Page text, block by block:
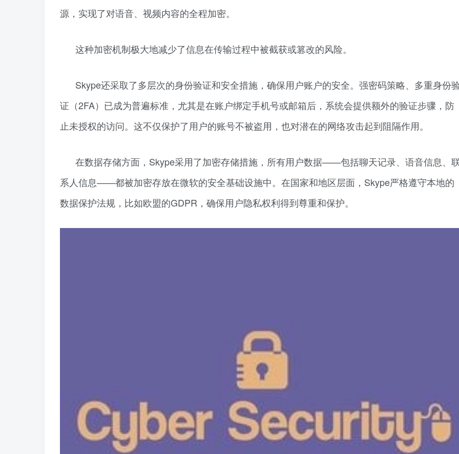
源，实现了对语音、视频内容的全程加密。
这种加密机制极大地减少了信息在传输过程中被截获或篡改的风险。
Skype还采取了多层次的身份验证和安全措施，确保用户账户的安全。强密码策略、多重身份
证（2FA）已成为普遍标准，尤其是在账户绑定手机号或邮箱后，系统会提供额外的验证步骤，防
止未授权的访问。这不仅保护了用户的账号不被盗用，也对潜在的网络攻击起到阻隔作用。
在数据存储方面，Skype采用了加密存储措施，所有用户数据——包括聊天记录、语音信息、
系人信息——都被加密存放在微软的安全基础设施中。在国家和地区层面，Skype严格遵守本地的
数据保护法规，比如欧盟的GDPR，确保用户隐私权利得到尊重和保护。